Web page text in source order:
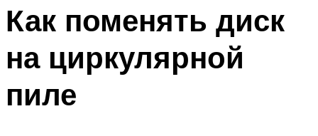
Как поменять диск
на циркулярной
пиле